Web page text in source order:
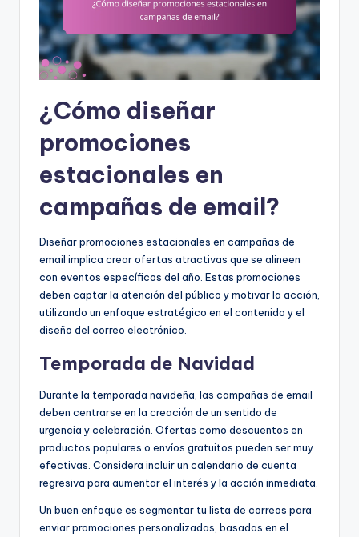
¿Cómo diseñar
promociones
estacionales en
campañas de email?
Diseñar promociones estacionales en campañas de
email implica crear ofertas atractivas que se alineen
con eventos específicos del año. Estas promociones
deben captar la atención del público y motivar la acción,
utilizando un enfoque estratégico en el contenido y el
diseño del correo electrónico.
Temporada de Navidad
Durante la temporada navideña, las campañas de email
deben centrarse en la creación de un sentido de
urgencia y celebración. Ofertas como descuentos en
productos populares o envíos gratuitos pueden ser muy
efectivas. Considera incluir un calendario de cuenta
regresiva para aumentar el interés y la acción inmediata.
Un buen enfoque es segmentar tu lista de correos para
enviar promociones personalizadas, basadas en el